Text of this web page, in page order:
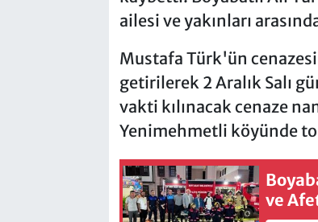
ailesi ve yakınları
Mustafa Türk'ün
getirilerek 2 Aralık Salı
vakti kılınacak cenaze
Yenimehmetli köyünde
ve